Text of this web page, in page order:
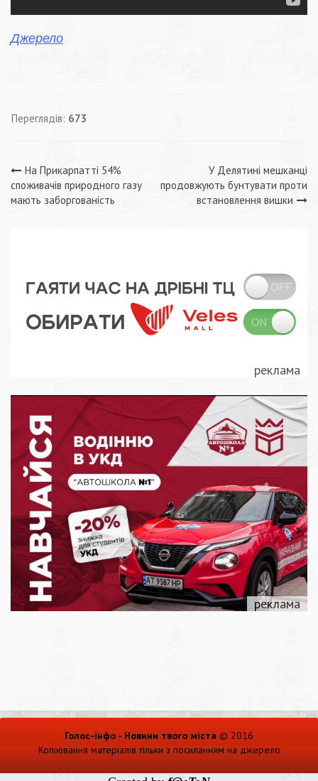
Джерело
Переглядів: 673
Навігація
записів
На Прикарпатті 54%
споживачів природного газу
мають заборгованість
У Делятині мешканці
продовжують бунтувати проти
встановлення вишки
Голос-інфо - Новини твого міста © 2016
Копіювання матеріалів тільки з посиланням на джерело